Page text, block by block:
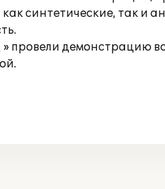
синтетические, так и
провели демонстрацию